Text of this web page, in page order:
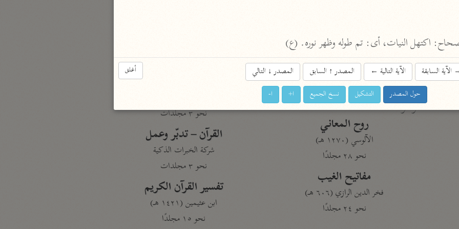
ابن جُزَيّ (٧٤١ هـ)
نحو ٣ مجلدات
موسوعات
روح المعاني
الآلوسي (١٢٧٠ هـ)
نحو ٢٨ مجلدًا
مفاتيح الغيب
فخر الدين الرازي (٦٠٦ هـ)
نحو ٢٤ مجلدًا
نحو ٤ مجلدات
نحو ٣ مجلدات
القرآن – تدبّر وعمل
شركة الخبرات الذكية
نحو ٣ مجلدات
تفسير القرآن الكريم
ابن عثيمين (١٤٢١ هـ)
نحو ١٥ مجلدًا
اكتهل النيات، أى: تم طوله وظهر نوره. (ع)
أغلق الآية السابقة الآية التالية ← المصدر↑السابق المصدر↓التالي
حول المصدر التشكيل نسخ الجميع ا+ ا-